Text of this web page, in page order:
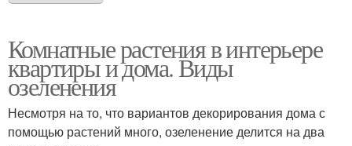
Комнатные растения в интерьере
квартиры и дома. Виды
озеленения
Несмотря на то, что вариантов декорирования дома с
помощью растений много, озеленение делится на два